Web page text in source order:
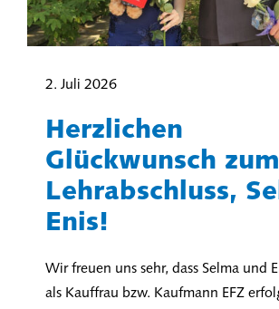
2. Juli 2026
Herzlichen
Glückwunsch zum
Lehrabschluss,
Enis!
Wir freuen uns sehr, dass Selma und
als Kauffrau bzw. Kaufmann EFZ